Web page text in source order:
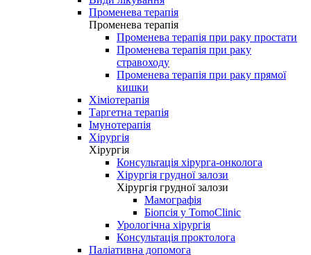
Променева терапія
Променева терапія
Променева терапія при раку простати
Променева терапія при раку
стравоходу
Променева терапія при раку прямої
кишки
Хіміотерапія
Таргетна терапія
Імунотерапія
Хірургія
Хірургія
Консультація хірурга-онколога
Хірургія грудної залози
Хірургія грудної залози
Мамографія
Біопсія у TomoClinic
Урологічна хірургія
Консультація проктолога
Паліативна допомога